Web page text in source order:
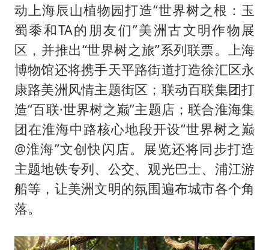
动上海辰山植物园打造“世界树之根：玉
蜀黍和TA的朋友们”美洲古文明作物展
区，并推出“世界树之旅”系列联票。上海
博物馆还将携手天平路街道打造徐汇区永
康路美洲风情主题街区；联动百联集团打
造“百联·世界树之巅”主题店；联合淮海集
团在淮海中路核心地段开设“世界树之巅
@淮海”文创快闪店。展览还将同步打造
主题地铁专列、公交、观光巴士、浦江游
船等，让美洲文明的氛围遍布城市各个角
落。